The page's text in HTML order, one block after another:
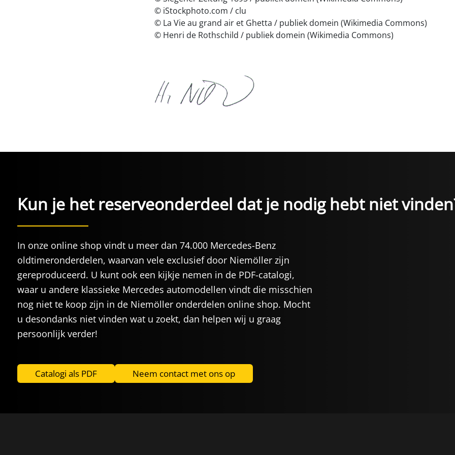
© iStockphoto.com / clu
© La Vie au grand air et Ghetta / publiek domein (Wikimedia Commons)
© Henri de Rothschild / publiek domein (Wikimedia Commons)
Kun je het reserveonderdeel dat je nodig hebt niet
In onze online shop vindt u meer dan 74.000 Mercedes-Benz
oldtimeronderdelen, waarvan vele exclusief door Niemöller zijn
gereproduceerd. U kunt ook een kijkje nemen in de PDF-catalogi,
waar u andere klassieke Mercedes automodellen vindt die misschien
nog niet te koop zijn in de Niemöller onderdelen online shop. Mocht
u desondanks niet vinden wat u zoekt, dan helpen wij u graag
persoonlijk verder!
Catalogi als PDF Neem contact met ons op